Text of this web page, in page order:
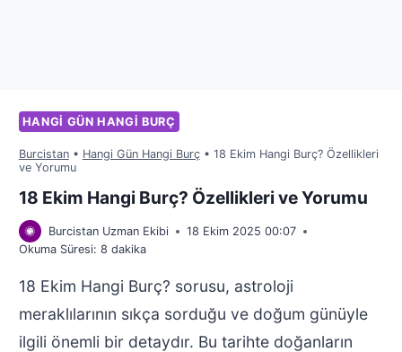
HANGI GÜN HANGI BURÇ
Burcistan• Hangi Gün Hangi Burç• 18 Ekim Hangi Burç? Özellikleri
ve Yorumu
18 Ekim Hangi Burç? Özellikleri ve Yorumu
Burcistan Uzman Ekibi
18 Ekim 2025 00:07
Okuma Süresi: 8 dakika
18 Ekim Hangi Burç? sorusu, astroloji
meraklılarının sıkça sorduğu ve doğum günüyle
ilgili önemli bir detaydır. Bu tarihte doğanların